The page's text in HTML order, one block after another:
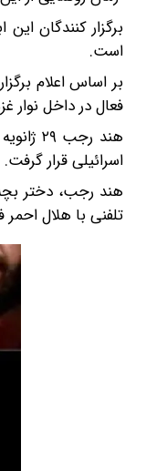
برگزار کنندگان
است.
بر اساس اعلام
فعال در داخل
اسرائیلی قرار گرفت.
تلفنی با هلال